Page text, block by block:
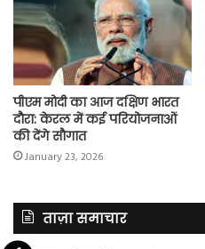
पीएम मोदी का आज दक्षिण भारत
दौरा: केरल में कई परियोजनाओं
की देंगे सौगात
January 23, 2026
ताज़ा समाचार